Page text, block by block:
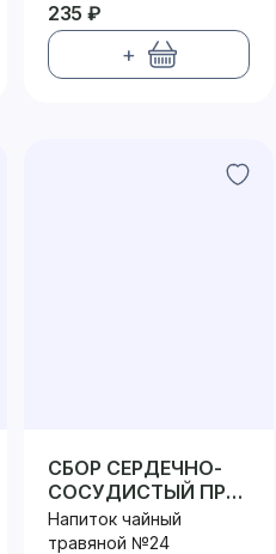
235 ₽
+
СБОР СЕРДЕЧНО-
СОСУДИСТЫЙ ПРИ
ПОНИЖЕННОМ
ДАВЛЕНИИ
Напиток чайный
травяной №24